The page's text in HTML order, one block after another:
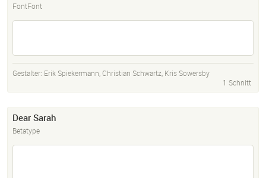
FontFont
Gestalter: Erik Spiekermann,Christian Schwartz, Kris Sowersby
1 Schnitt
Dear Sarah
Betatype